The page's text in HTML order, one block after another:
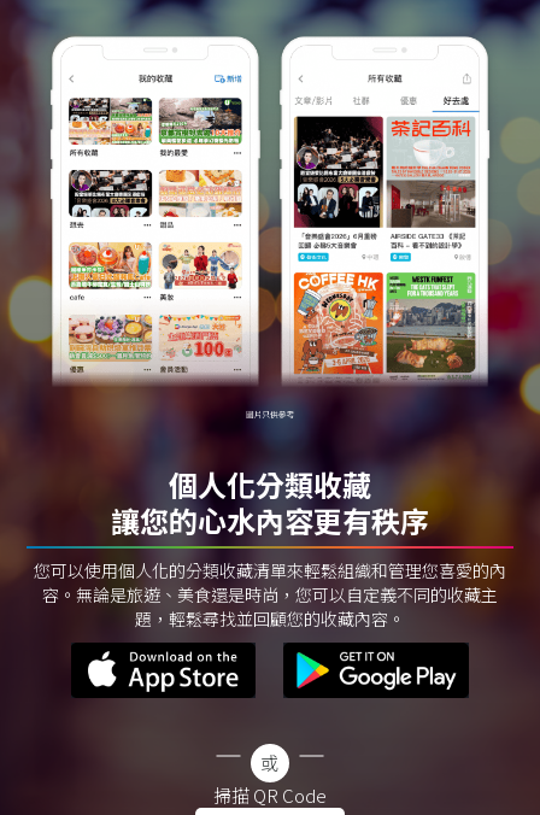
個人化分類收藏
讓您的心水內容更有秩序
您可以使用個人化的分類收藏清單來輕鬆組織和管理您喜愛的內
容。無論是旅遊、美食還是時尚，您可以自定義不同的收藏主
題，輕鬆尋找並回顧您的收藏內容。
掃描 QR Code